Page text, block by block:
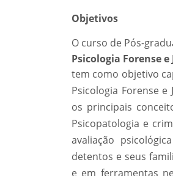
Objetivos
O curso de Pós-
Psicologia Forense e
tem como objetivo
Psicologia Forense
os principais
Psicopatologia e
avaliação
detentos e seus
e em ferramentas